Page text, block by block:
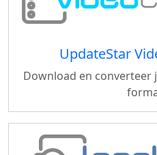
UpdateStar
Download en converteer